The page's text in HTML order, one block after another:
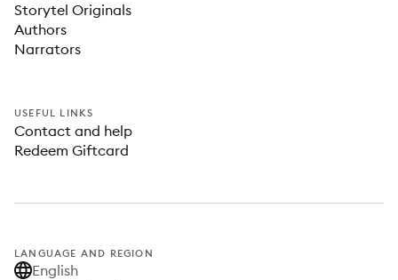
Storytel Originals
Authors
Narrators
USEFUL LINKS
Contact and help
Redeem Giftcard
LANGUAGE AND REGION
English